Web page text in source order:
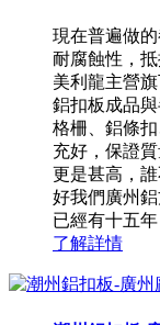
現在普遍做
耐腐蝕性，
美利龍主營
鋁扣板成品
格柵、鋁條
充好，保證
更是甚高，
好我們廣州
已經有十五年
了解詳情